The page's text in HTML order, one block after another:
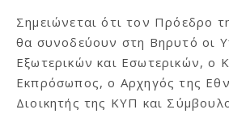
Σημειώνεται ότι τον Πρόεδρο
θα συνοδεύουν στη Βηρυτό οι
Εξωτερικών και Εσωτερικών, ο
Εκπρόσωπος, ο Αρχηγός της
Διοικητής της ΚΥΠ και